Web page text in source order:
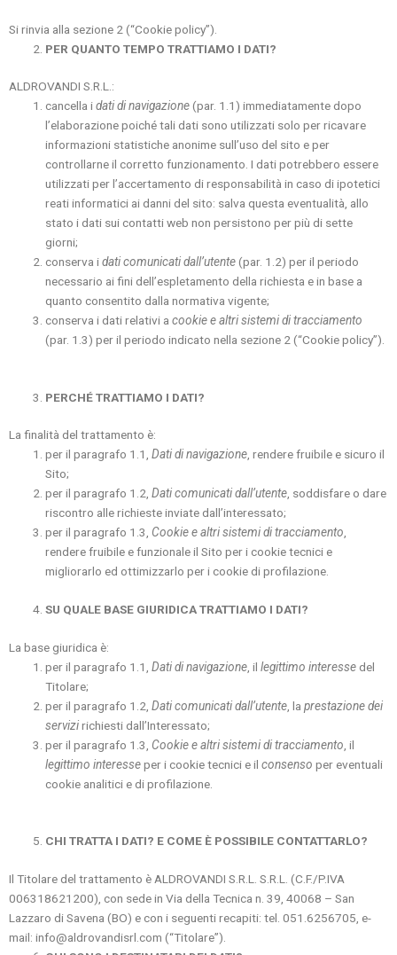
Si rinvia alla sezione 2 (“Cookie policy”).
PER QUANTO TEMPO TRATTIAMO I DATI?
ALDROVANDI S.R.L.:
cancella idati di navigazione(par. 1.1) immediatamente dopo
l’elaborazione poiché tali dati sono utilizzati solo per ricavare
informazioni statistiche anonime sull’uso del sito e per
controllarne il corretto funzionamento. I dati potrebbero essere
utilizzati per l’accertamento di responsabilità in caso di ipotetici
reati informatici ai danni del sito: salva questa eventualità, allo
stato i dati sui contatti web non persistono per più di sette
giorni;
conserva idati comunicati dall’utente(par. 1.2) per il periodo
necessario ai fini dell’espletamento della richiesta e in base a
quanto consentito dalla normativa vigente;
conserva i dati relativi acookie e altri sistemi di tracciamento
(par. 1.3) per il periodo indicato nella sezione 2 (“Cookie policy”).
PERCHÉTRATTIAMO I DATI?
La finalità del trattamento è:
per il paragrafo 1.1,Dati di navigazione, rendere fruibile e sicuro il
Sito;
per il paragrafo 1.2,Dati comunicati dall’utente, soddisfare o dare
riscontro alle richieste inviate dall’interessato;
per il paragrafo 1.3, Cookie e altri sistemi di tracciamento,
rendere fruibile e funzionale il Sito per i cookie tecnici e
migliorarlo ed ottimizzarlo per i cookie di profilazione.
SU QUALE BASE GIURIDICATRATTIAMO I DATI?
La base giuridica è:
per il paragrafo 1.1,Dati di navigazione , illegittimo interessedel
Titolare;
per il paragrafo 1.2,Dati comunicati dall’utente , laprestazione dei
servizirichiesti dall’Interessato;
per il paragrafo 1.3, Cookie e altri sistemi di tracciamento , il
legittimo interesseper i cookie tecnici e ilconsenso per eventuali
cookie analitici e di profilazione.
CHI TRATTA I DATI? E COME È POSSIBILE CONTATTARLO?
Il Titolare del trattamento è ALDROVANDI S.R.L. S.R.L. (C.F./P.IVA
006318621200), con sede in Via della Tecnica n. 39, 40068 – San
Lazzaro di Savena (BO) e con i seguenti recapiti: tel. 051.6256705, e-
mail: info@aldrovandisrl.com (“Titolare”).